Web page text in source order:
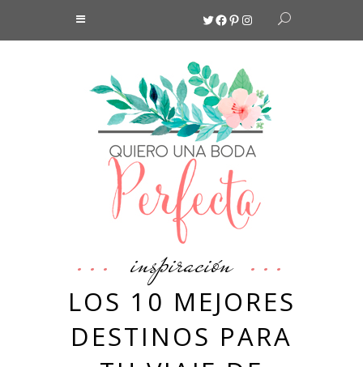
Twitter
Facebook
Pinterest
Instagram
inspiración
LOS 10 MEJORES
DESTINOS PARA